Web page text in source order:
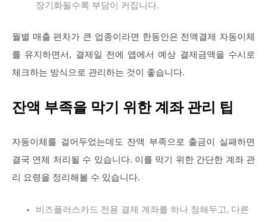
장기화될수록 부담이 커집니다.
월별 매출 편차가 큰 업종이라면 한동안은 전액결제 자동이체
를 유지하면서, 결제일 전에 앱에서 예상 결제금액을 수시로
체크하는 방식으로 관리하는 것이 좋습니다.
잔액 부족을 막기 위한 계좌 관리 팁
자동이체를 걸어두었는데도 잔액 부족으로 출금이 실패하면
결국 연체 처리될 수 있습니다. 이를 막기 위한 간단한 계좌 관
리 요령을 정리해볼 수 있습니다.
비즈플러스카드 전용 결제 계좌를 하나 정해두고, 다른